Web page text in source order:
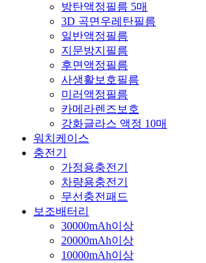
방탄액정필름 5매
3D 곡면우레탄필름
일반액정필름
지문방지필름
후면액정필름
사생활보호필름
미러액정필름
카메라렌즈보호
강화글라스 액정 10매
워치케이스
충전기
가정용충전기
차량용충전기
무선충전패드
보조배터리
30000mAh이상
20000mAh이상
10000mAh이상